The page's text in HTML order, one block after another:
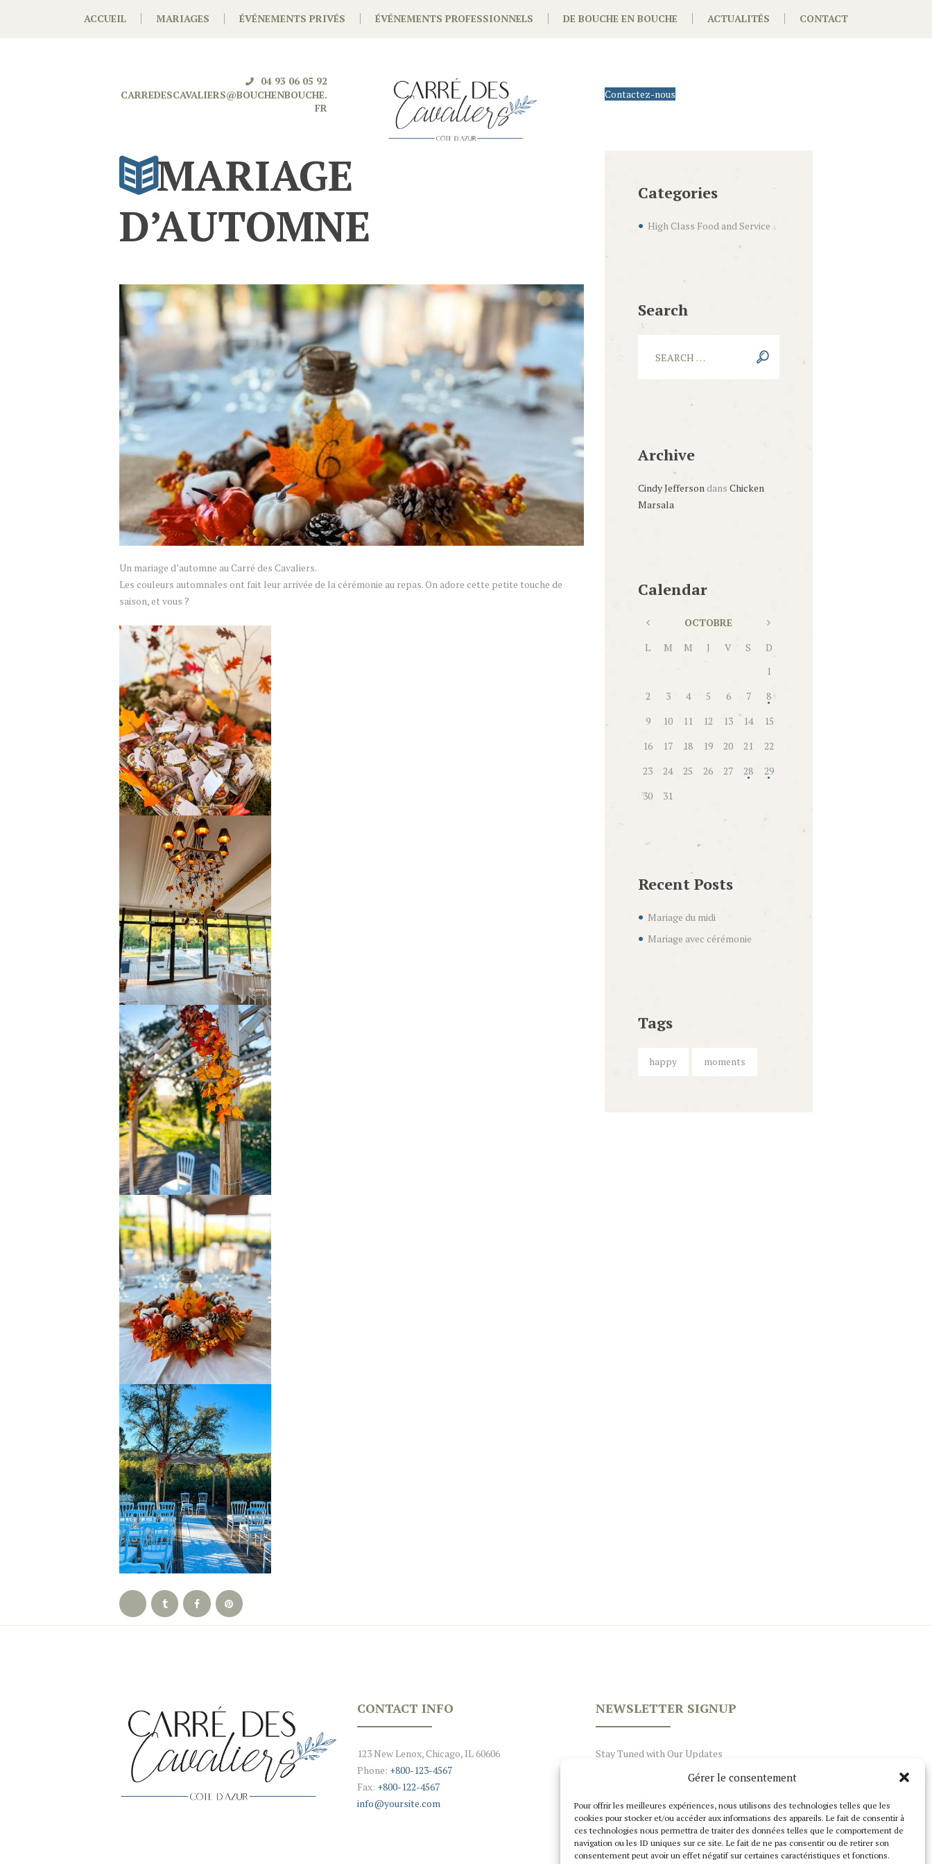
Gérer le consentement
Pour offrir les meilleures expériences, nous utilisons des technologies telles que les
cookies pour stocker et/ou accéder aux informations des appareils. Le fait de consentir à
ces technologies nous permettra de traiter des données telles que le comportement de
navigation ou les ID uniques sur ce site. Le fait de ne pas consentir ou de retirer son
consentement peut avoir un effet négatif sur certaines caractéristiques et fonctions.
ACCUEIL MARIAGES ÉVÉNEMENTS PRIVÉS ÉVÉNEMENTS PROFESSIONNELS DE BOUCHE EN BOUCHE ACTUALITÉS CONTACT
04 93 06 05 92
CARREDESCAVALIERS@BOUCHENBOUCHE.
FR
Contactez-nous
MARIAGE
D’AUTOMNE
Un mariage d’automne au Carré des Cavaliers.
Les couleurs automnales ont fait leur arrivée de la cérémonie au repas. On adore cette petite touche de
saison, et vous ?
Categories
High Class Food and Service
Search
Archive
Cindy Jeffersondans Chicken
Marsala
Calendar
OCTOBRE
L
M M J V S
D
1
2
3 4 5 6 7
8
9
10 11 12 13 14
15
16
17 18 19 20 21
22
23
24 25 26 27 28
29
30
31
Recent Posts
Mariage du midi
Mariage avec cérémonie
Tags
happy moments
CONTACT INFO
123 New Lenox, Chicago, IL 60606
Phone: +800-123-4567
Fax: +800-122-4567
info@yoursite.com
NEWSLETTER SIGNUP
Stay Tuned with Our Updates